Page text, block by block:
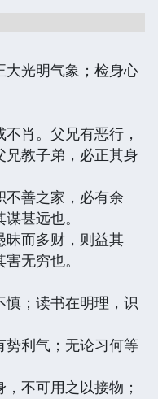
光明气象；检身心
肖。父兄有恶行，
教子弟，必正其身
善之家，必有余
甚远也。
而多财，则益其
无穷也。
；读书在明理，识
利气；无论习何等
不可用之以接物；